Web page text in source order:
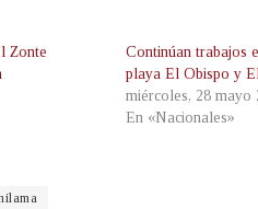
Zonte
Continúan trabajos
playa El Obispo y
miércoles, 28 mayo
En «Nacionales»